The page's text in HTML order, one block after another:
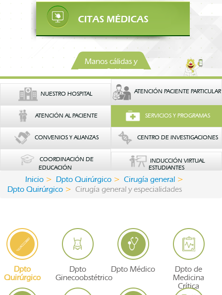
Manos cálidas y
confiables
NUESTRO HOSPITAL ATENCIÓN PACIENTE PARTICULAR
ATENCIÓN AL PACIENTE SERVICIOS Y PROGRAMAS
CONVENIOS Y ALIANZAS CENTRO DE INVESTIGACIONES
COORDINACIÓN DE
EDUCACIÓN
INDUCCIÓN VIRTUAL
ESTUDIANTES
Inicio Dpto Quirúrgico
Cirugía general
Dpto Quirúrgico
Cirugía general y especialidades
Dpto
Quirúrgico
Dpto
Ginecoobstétrico
Dpto Médico
Dpto de
Medicina
Crítica